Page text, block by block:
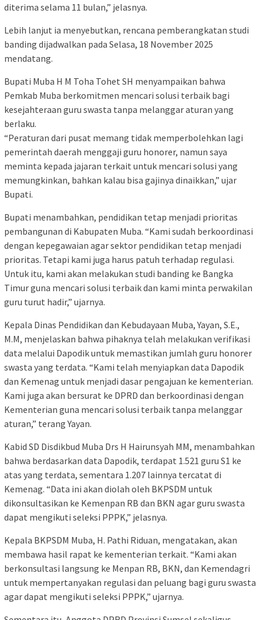
diterima selama 11 bulan,” jelasnya.
Lebih lanjut ia menyebutkan, rencana pemberangkatan studi
banding dijadwalkan pada Selasa, 18 November 2025
mendatang.
Bupati Muba H M Toha Tohet SH menyampaikan bahwa
Pemkab Muba berkomitmen mencari solusi terbaik bagi
kesejahteraan guru swasta tanpa melanggar aturan yang
berlaku.
“Peraturan dari pusat memang tidak memperbolehkan lagi
pemerintah daerah menggaji guru honorer, namun saya
meminta kepada jajaran terkait untuk mencari solusi yang
memungkinkan, bahkan kalau bisa gajinya dinaikkan,” ujar
Bupati.
Bupati menambahkan, pendidikan tetap menjadi prioritas
pembangunan di Kabupaten Muba. “Kami sudah berkoordinasi
dengan kepegawaian agar sektor pendidikan tetap menjadi
prioritas. Tetapi kami juga harus patuh terhadap regulasi.
Untuk itu, kami akan melakukan studi banding ke Bangka
Timur guna mencari solusi terbaik dan kami minta perwakilan
guru turut hadir,” ujarnya.
Kepala Dinas Pendidikan dan Kebudayaan Muba, Yayan, S.E.,
M.M, menjelaskan bahwa pihaknya telah melakukan verifikasi
data melalui Dapodik untuk memastikan jumlah guru honorer
swasta yang terdata. “Kami telah menyiapkan data Dapodik
dan Kemenag untuk menjadi dasar pengajuan ke kementerian.
Kami juga akan bersurat ke DPRD dan berkoordinasi dengan
Kementerian guna mencari solusi terbaik tanpa melanggar
aturan,” terang Yayan.
Kabid SD Disdikbud Muba Drs H Hairunsyah MM, menambahkan
bahwa berdasarkan data Dapodik, terdapat 1.521 guru S1 ke
atas yang terdata, sementara 1.207 lainnya tercatat di
Kemenag. “Data ini akan diolah oleh BKPSDM untuk
dikonsultasikan ke Kemenpan RB dan BKN agar guru swasta
dapat mengikuti seleksi PPPK,” jelasnya.
Kepala BKPSDM Muba, H. Pathi Riduan, mengatakan, akan
membawa hasil rapat ke kementerian terkait. “Kami akan
berkonsultasi langsung ke Menpan RB, BKN, dan Kemendagri
untuk mempertanyakan regulasi dan peluang bagi guru swasta
agar dapat mengikuti seleksi PPPK,” ujarnya.